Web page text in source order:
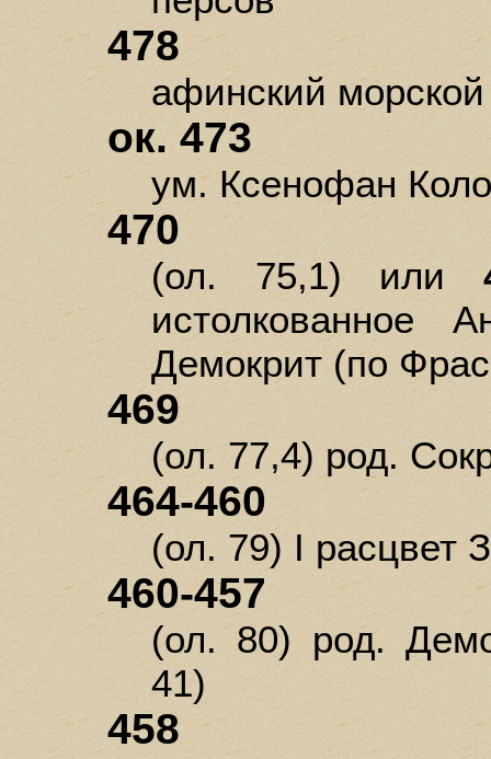
478
афинский
ок. 473
ум. Ксенофан
470
(ол. 75,1) или
истолкованное
Демокрит (по
469
(ол. 77,4) род.
464-460
(ол. 79) I расцвет
460-457
(ол. 80) род.
41)
458